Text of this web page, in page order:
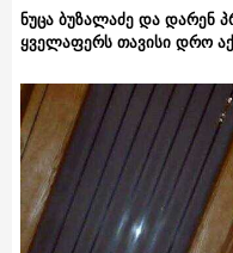
ნუცა ბუზალაძე და დარენ
ყველაფერს თავისი დრო